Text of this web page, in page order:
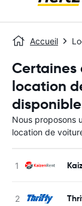
Accueil
Certaines
location
Nous proposons
location de